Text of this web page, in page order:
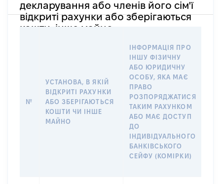
декларування або членів його сім'ї
відкриті рахунки або зберігаються
кошти, інше майно
№
УСТАНОВА, В ЯКІЙ
ВІДКРИТІ РАХУНКИ
АБО ЗБЕРІГАЮТЬСЯ
КОШТИ ЧИ ІНШЕ
МАЙНО
ІНФОРМАЦІЯ ПРО
ІНШУ ФІЗИЧНУ
АБО ЮРИДИЧНУ
ОСОБУ, ЯКА МАЄ
ПРАВО
РОЗПОРЯДЖАТИСЯ
ТАКИМ РАХУНКОМ
АБО МАЄ ДОСТУП
ДО
ІНДИВІДУАЛЬНОГО
БАНКІВСЬКОГО
СЕЙФУ (КОМІРКИ)